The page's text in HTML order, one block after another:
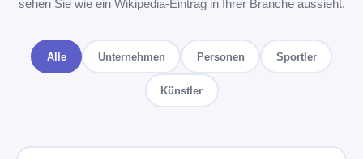
sehen Sie wie ein Wikipedia-Eintrag in Ihrer Branche aussieht.
Alle Unternehmen Personen Sportler
Künstler